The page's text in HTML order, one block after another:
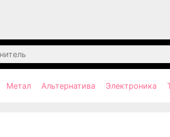
Метал Альтернатива Электроника